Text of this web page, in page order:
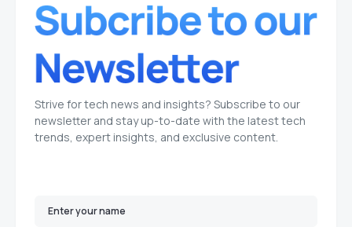
Strive for tech news and insights? Subscribe to our
newsletter and stay up-to-date with the latest tech
trends, expert insights, and exclusive content.